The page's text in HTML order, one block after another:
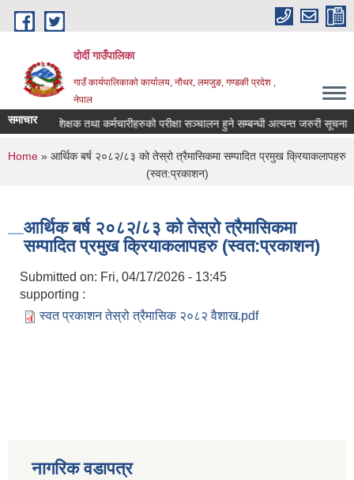
Skip to main content
दोर्दी गाउँपालिका
गाउँ कार्यपालिकाको कार्यालय, नौथर, लमजुङ, गण्डकी प्रदेश ,
नेपाल
समाचार शिक्षक तथा कर्मचारीहरुको परीक्षा सञ्चालन हुने सम्बन्धी अत्यन्त जरुरी सूचना ।
You are here
Home » आर्थिक बर्ष २०८२/८३ को तेस्रो त्रैमासिकमा सम्पादित प्रमुख क्रियाकलापहरु
(स्वत:प्रकाशन)
आर्थिक बर्ष २०८२/८३ को तेस्रो त्रैमासिकमा
सम्पादित प्रमुख क्रियाकलापहरु (स्वत:प्रकाशन)
Submitted on: Fri, 04/17/2026 - 13:45
supporting :
स्वत प्रकाशन तेस्रो त्रैमासिक २०८२ वैशाख.pdf
नागरिक वडापत्र